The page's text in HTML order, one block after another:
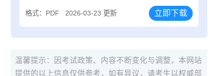
格式：PDF 2026-03-23 更新 立即下载
温馨提示：因考试政策、内容不断变化与调整，本网站
提供的以上信息仅供参考，如有异议，请考生以权威部